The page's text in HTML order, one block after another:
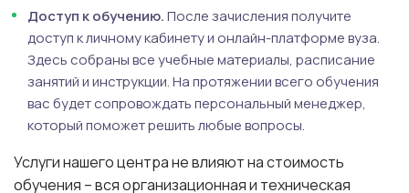
Доступ к обучению.После зачисления получите
доступ к личному кабинету и онлайн-платформе вуза.
Здесь собраны все учебные материалы, расписание
занятий и инструкции. На протяжении всего обучения
вас будет сопровождать персональный менеджер,
который поможет решить любые вопросы.
Услуги нашего центра не влияют на стоимость
обучения – вся организационная и техническая